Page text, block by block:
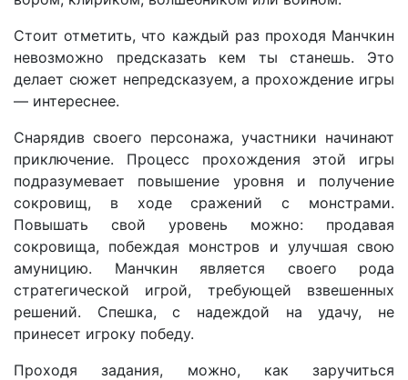
Стоит отметить, что каждый раз проходя Манчкин
невозможно предсказать кем ты станешь. Это
делает сюжет непредсказуем, а прохождение игры
— интереснее.
Снарядив своего персонажа, участники начинают
приключение. Процесс прохождения этой игры
подразумевает повышение уровня и получение
сокровищ, в ходе сражений с монстрами.
Повышать свой уровень можно: продавая
сокровища, побеждая монстров и улучшая свою
амуницию. Манчкин является своего рода
стратегической игрой, требующей взвешенных
решений. Спешка, с надеждой на удачу, не
принесет игроку победу.
Проходя задания, можно, как заручиться